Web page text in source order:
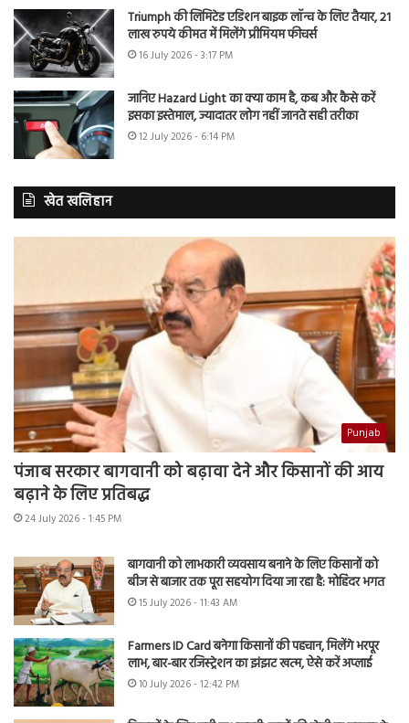
Triumph की लिमिटेड एडिशन बाइक लॉन्च के लिए तैयार, 21
लाख रुपये कीमत में मिलेंगे प्रीमियम फीचर्स
16 July 2026 - 3:17 PM
जानिए Hazard Light का क्या काम है, कब और कैसे करें
इसका इस्तेमाल, ज्यादातर लोग नहीं जानते सही तरीका
12 July 2026 - 6:14 PM
खेत खलिहान
Punjab
पंजाब सरकार बागवानी को बढ़ावा देने और किसानों की आय
बढ़ाने के लिए प्रतिबद्ध
24 July 2026 - 1:45 PM
बागवानी को लाभकारी व्यवसाय बनाने के लिए किसानों को
बीज से बाजार तक पूरा सहयोग दिया जा रहा है: मोहिंदर भगत
15 July 2026 - 11:43 AM
Farmers ID Card बनेगा किसानों की पहचान, मिलेंगे भरपूर
लाभ, बार-बार रजिस्ट्रेशन का झंझट खत्म, ऐसे करें अप्लाई
10 July 2026 - 12:42 PM